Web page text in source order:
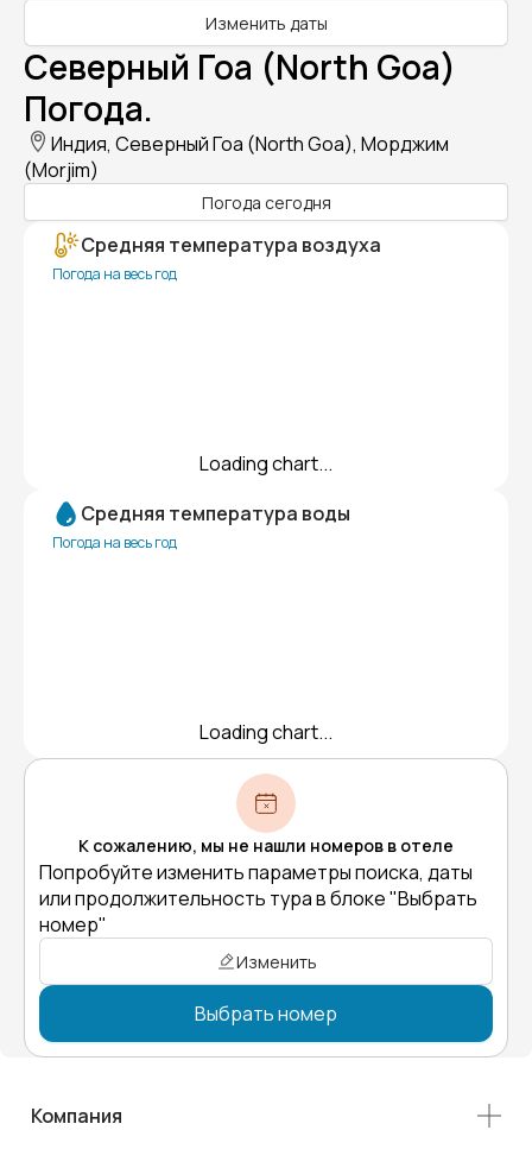
Изменить даты
Северный Гоа (North Goa)
Погода.
Индия, Северный Гоа (North Goa), Морджим
(Morjim)
Погода сегодня
Средняя температура воздуха
Погода на весь год
Loading chart...
Средняя температура воды
Погода на весь год
Loading chart...
К сожалению, мы не нашли номеров в отеле
Попробуйте изменить параметры поиска, даты
или продолжительность тура в блоке "Выбрать
номер"
Изменить
Выбрать номер
Компания